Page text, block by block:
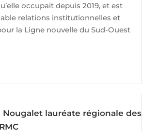
occupait depuis 2019, et est
relations institutionnelles et
la Ligne nouvelle du Sud-Ouest
Nougalet lauréate régionale des